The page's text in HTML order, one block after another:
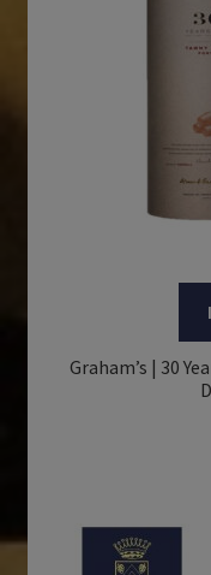
Graham’s | 30